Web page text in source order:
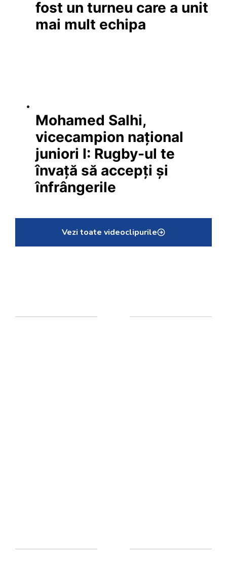
fost un turneu care a unit
mai mult echipa
Mohamed Salhi,
vicecampion național
juniori I: Rugby-ul te
învață să accepți și
înfrângerile
Vezi toate videoclipurile